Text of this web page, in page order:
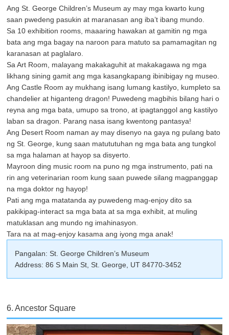
Ang St. George Children’s Museum ay may mga kwarto kung
saan pwedeng pasukin at maranasan ang iba’t ibang mundo.
Sa 10 exhibition rooms, maaaring hawakan at gamitin ng mga
bata ang mga bagay na naroon para matuto sa pamamagitan ng
karanasan at paglalaro.
Sa Art Room, malayang makakaguhit at makakagawa ng mga
likhang sining gamit ang mga kasangkapang ibinibigay ng museo.
Ang Castle Room ay mukhang isang lumang kastilyo, kumpleto sa
chandelier at higanteng dragon! Puwedeng magbihis bilang hari o
reyna ang mga bata, umupo sa trono, at ipagtanggol ang kastilyo
laban sa dragon. Parang nasa isang kwentong pantasya!
Ang Desert Room naman ay may disenyo na gaya ng pulang bato
ng St. George, kung saan matututuhan ng mga bata ang tungkol
sa mga halaman at hayop sa disyerto.
Mayroon ding music room na puno ng mga instrumento, pati na
rin ang veterinarian room kung saan puwede silang magpanggap
na mga doktor ng hayop!
Pati ang mga matatanda ay puwedeng mag-enjoy dito sa
pakikipag-interact sa mga bata at sa mga exhibit, at muling
matuklasan ang mundo ng imahinasyon.
Tara na at mag-enjoy kasama ang iyong mga anak!
Pangalan: St. George Children’s Museum
Address: 86 S Main St, St. George, UT 84770-3452
6. Ancestor Square